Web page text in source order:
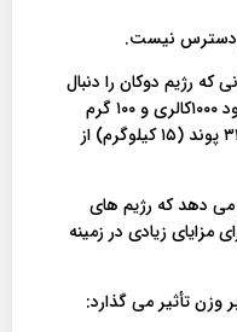
دسترس نیست.
که رژیم دوکان را دنبال
کرده بودند نشان داد که آنها روزانه حدود ۱۰۰۰کالری و ۱۰۰ گرم
پروتئین می خورند و در ۸ تا ۱۰ هفته ۳۳ پوند (۱۵ کیلوگرم) از
می دهد که رژیم های
مزایای زیادی در زمینه
وزن تأثیر می گذارد: